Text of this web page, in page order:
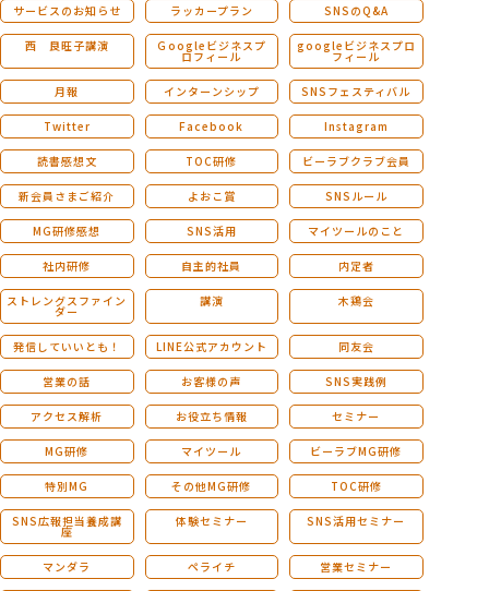
サービスのお知らせ ラッカープラン SNSのQ&A
西 良旺子講演 Ｇoogleビジネスプ
ロフィール
googleビジネスプロ
フィール
月報 インターンシップ SNSフェスティバル
Twitter Facebook Instagram
読書感想文 TOC研修 ビーラブクラブ会員
新会員さまご紹介 よおこ賞 SNSルール
MG研修感想 SNS活用 マイツールのこと
社内研修 自主的社員 内定者
ストレングスファイン
ダー
講演 木鶏会
発信していいとも！ LINE公式アカウント 同友会
営業の話 お客様の声 SNS実践例
アクセス解析 お役立ち情報 セミナー
MG研修 マイツール ビーラブMG研修
特別MG その他MG研修 TOC研修
SNS広報担当養成講
座
体験セミナー SNS活用セミナー
マンダラ ペライチ 営業セミナー